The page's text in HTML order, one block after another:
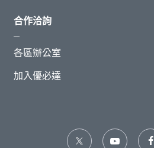
合作洽詢
各區辦公室
加入優必達